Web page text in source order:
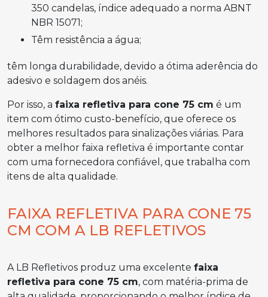
350 candelas, índice adequado a norma ABNT
NBR 15071;
têm resistência a água;
têm longa durabilidade, devido a ótima aderência do
adesivo e soldagem dos anéis.
Por isso, a faixa refletiva para cone 75 cm é um
item com ótimo custo-benefício, que oferece os
melhores resultados para sinalizações viárias. Para
obter a melhor faixa refletiva é importante contar
com uma fornecedora confiável, que trabalha com
itens de alta qualidade.
FAIXA REFLETIVA PARA CONE 75
CM COM A LB REFLETIVOS
A LB Refletivos produz uma excelente faixa
refletiva para cone 75 cm, com matéria-prima de